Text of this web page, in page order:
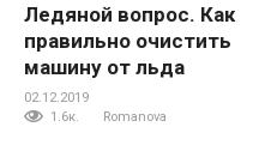
Ледяной вопрос. Как
правильно очистить
машину от льда
02.12.2019
1.6к.
Romanova